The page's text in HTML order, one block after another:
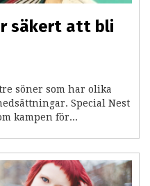
säkert att bli
söner som har olika
Special Nest
kampen för...